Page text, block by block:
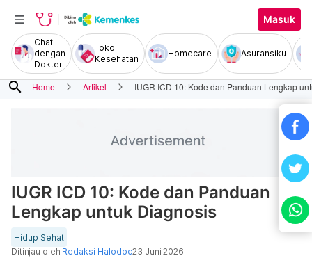
Masuk
Chat
dengan
Dokter
Toko
Kesehatan
Homecare Asuransiku
search Home Artikel IUGR ICD 10: Kode dan Panduan Lengkap
IUGR ICD 10: Kode dan Panduan
Lengkap untuk Diagnosis
Hidup Sehat
Ditinjau oleh Redaksi Halodoc23 Juni 2026